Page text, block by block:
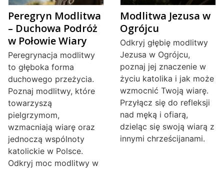
Peregryn Modlitwa
– Duchowa Podróż
w Połowie Wiary
Peregrynacja modlitwy
to głęboka forma
duchowego przeżycia.
Poznaj modlitwy, które
towarzyszą
pielgrzymom,
wzmacniają wiarę oraz
jednoczą wspólnoty
katolickie w Polsce.
Odkryj moc modlitwy w
Modlitwa Jezusa w
Ogrójcu
Odkryj głębię modlitwy
Jezusa w Ogrójcu,
poznaj jej znaczenie w
życiu katolika i jak może
wzmocnić Twoją wiarę.
Przyłącz się do refleksji
nad męką i ofiarą,
dzieląc się swoją wiarą z
innymi chrześcijanami.